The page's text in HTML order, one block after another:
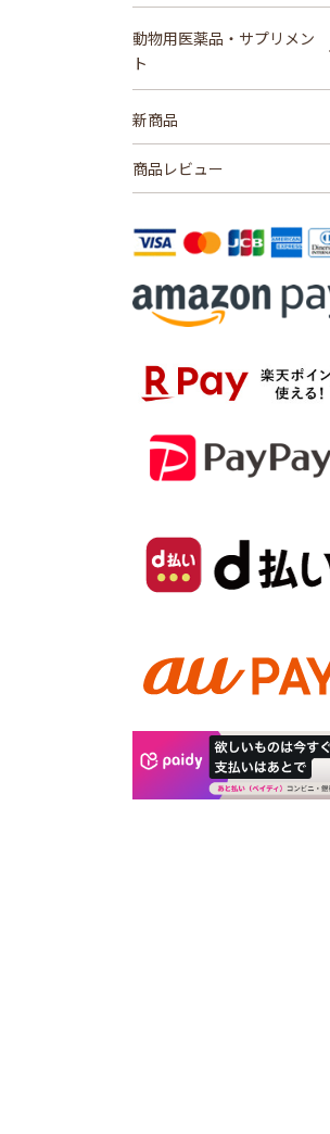
動物用医薬品・サプリメン
ト
新商品
商品レビュー